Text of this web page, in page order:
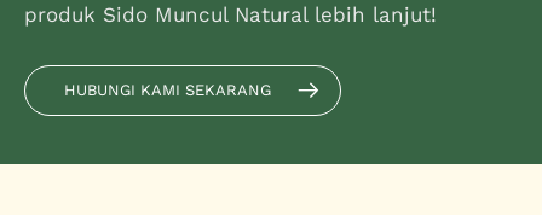
produk Sido Muncul Natural lebih lanjut!
HUBUNGI KAMI SEKARANG